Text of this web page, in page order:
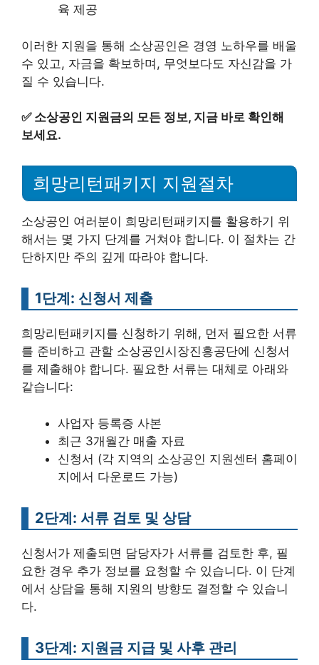
육 제공
이러한 지원을 통해 소상공인은 경영 노하우를 배울
수 있고, 자금을 확보하며, 무엇보다도 자신감을 가
질 수 있습니다.
✅ 소상공인 지원금의 모든 정보, 지금 바로 확인해
보세요.
희망리턴패키지 지원절차
소상공인 여러분이 희망리턴패키지를 활용하기 위
해서는 몇 가지 단계를 거쳐야 합니다. 이 절차는 간
단하지만 주의 깊게 따라야 합니다.
1단계: 신청서 제출
희망리턴패키지를 신청하기 위해, 먼저 필요한 서류
를 준비하고 관할 소상공인시장진흥공단에 신청서
를 제출해야 합니다. 필요한 서류는 대체로 아래와
같습니다:
사업자 등록증 사본
최근 3개월간 매출 자료
신청서 (각 지역의 소상공인 지원센터 홈페이
지에서 다운로드 가능)
2단계: 서류 검토 및 상담
신청서가 제출되면 담당자가 서류를 검토한 후, 필
요한 경우 추가 정보를 요청할 수 있습니다. 이 단계
에서 상담을 통해 지원의 방향도 결정할 수 있습니
다.
3단계: 지원금 지급 및 사후 관리